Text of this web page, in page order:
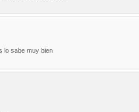
lo sabe muy bien